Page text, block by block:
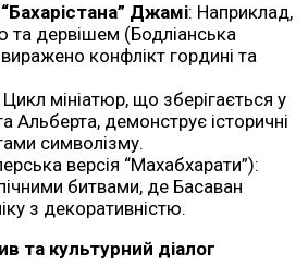
Джамі: Наприклад,
та дервішем (Бодліанська
виражено конфлікт гордині та
Цикл мініатюр, що зберігається у
Альберта, демонструє історичні
символізму.
версія “Махабхарати”):
битвами, де Басаван
з декоративністю.
та культурний діалог